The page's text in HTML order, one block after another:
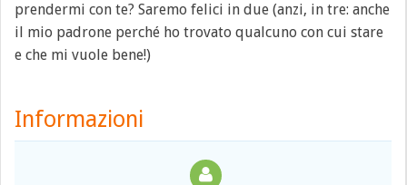
prendermi con te? Saremo felici in due (anzi, in tre: anche
il mio padrone perché ho trovato qualcuno con cui stare
e che mi vuole bene!)
Informazioni